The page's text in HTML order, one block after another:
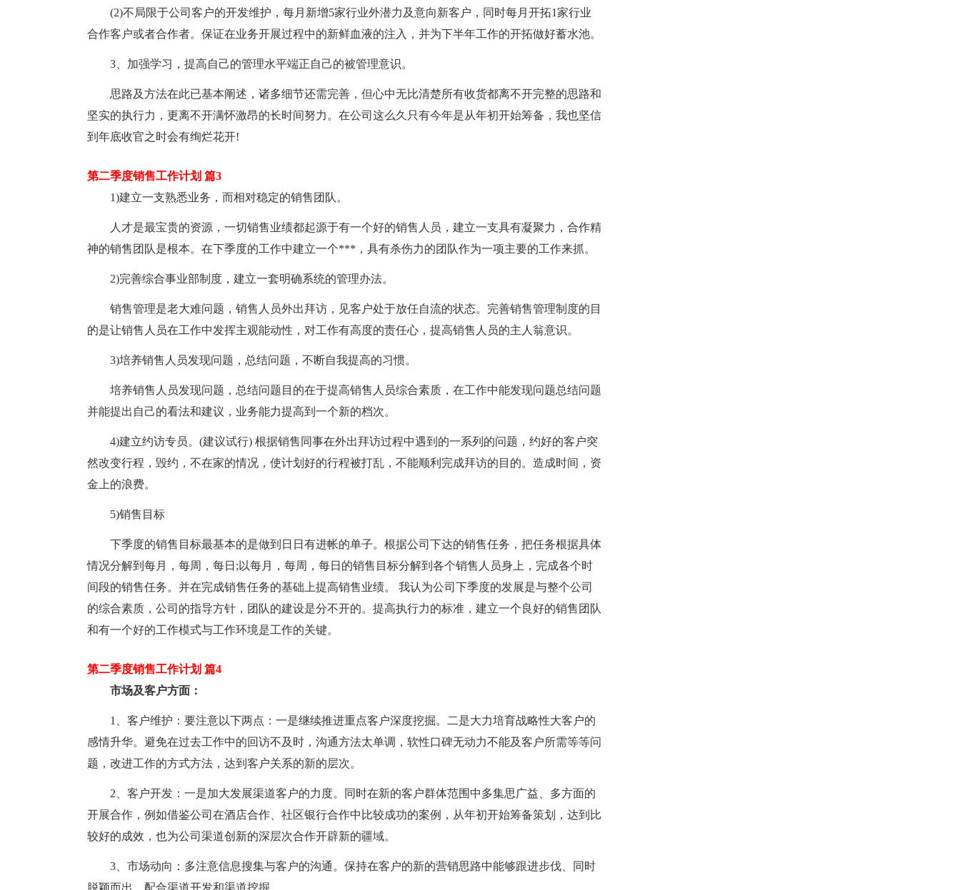
(2)不局限于公司客户的开发维护，每月新增5家行业外潜力及意向新客户，同时每月开拓1家行业
合作客户或者合作者。保证在业务开展过程中的新鲜血液的注入，并为下半年工作的开拓做好蓄水池。
3、加强学习，提高自己的管理水平端正自己的被管理意识。
思路及方法在此已基本阐述，诸多细节还需完善，但心中无比清楚所有收货都离不开完整的思路和
坚实的执行力，更离不开满怀激昂的长时间努力。在公司这么久只有今年是从年初开始筹备，我也坚信
到年底收官之时会有绚烂花开!
第二季度销售工作计划 篇3
1)建立一支熟悉业务，而相对稳定的销售团队。
人才是最宝贵的资源，一切销售业绩都起源于有一个好的销售人员，建立一支具有凝聚力，合作精
神的销售团队是根本。在下季度的工作中建立一个***，具有杀伤力的团队作为一项主要的工作来抓。
2)完善综合事业部制度，建立一套明确系统的管理办法。
销售管理是老大难问题，销售人员外出拜访，见客户处于放任自流的状态。完善销售管理制度的目
的是让销售人员在工作中发挥主观能动性，对工作有高度的责任心，提高销售人员的主人翁意识。
3)培养销售人员发现问题，总结问题，不断自我提高的习惯。
培养销售人员发现问题，总结问题目的在于提高销售人员综合素质，在工作中能发现问题总结问题
并能提出自己的看法和建议，业务能力提高到一个新的档次。
4)建立约访专员。(建议试行) 根据销售同事在外出拜访过程中遇到的一系列的问题，约好的客户突
然改变行程，毁约，不在家的情况，使计划好的行程被打乱，不能顺利完成拜访的目的。造成时间，资
金上的浪费。
5)销售目标
下季度的销售目标最基本的是做到日日有进帐的单子。根据公司下达的销售任务，把任务根据具体
情况分解到每月，每周，每日;以每月，每周，每日的销售目标分解到各个销售人员身上，完成各个时
间段的销售任务。并在完成销售任务的基础上提高销售业绩。 我认为公司下季度的发展是与整个公司
的综合素质，公司的指导方针，团队的建设是分不开的。提高执行力的标准，建立一个良好的销售团队
和有一个好的工作模式与工作环境是工作的关键。
第二季度销售工作计划 篇4
市场及客户方面：
1、客户维护：要注意以下两点：一是继续推进重点客户深度挖掘。二是大力培育战略性大客户的
感情升华。避免在过去工作中的回访不及时，沟通方法太单调，软性口碑无动力不能及客户所需等等问
题，改进工作的方式方法，达到客户关系的新的层次。
2、客户开发：一是加大发展渠道客户的力度。同时在新的客户群体范围中多集思广益、多方面的
开展合作，例如借鉴公司在酒店合作、社区银行合作中比较成功的案例，从年初开始筹备策划，达到比
较好的成效，也为公司渠道创新的深层次合作开辟新的疆域。
3、市场动向：多注意信息搜集与客户的沟通。保持在客户的新的营销思路中能够跟进步伐、同时
脱颖而出，配合渠道开发和渠道挖掘。